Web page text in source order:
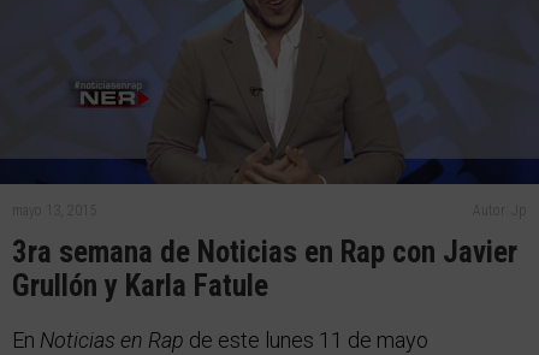
mayo 13, 2015 Autor: Jp
3ra semana de Noticias en Rap con Javier
Grullón y Karla Fatule
En Noticias en Rap de este lunes 11 de mayo